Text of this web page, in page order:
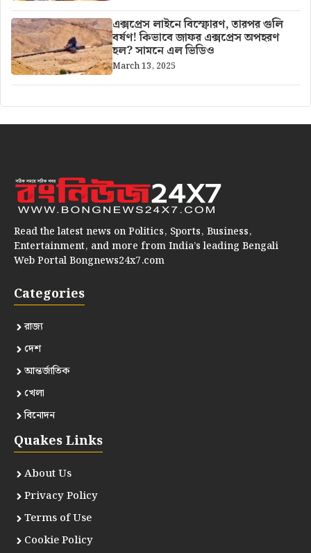
এক্সপ্রেস লাইনে বিস্ফোরণ, তারপর গুলি
বর্ষণ! কিভাবে জাফর এক্সপ্রেস অপহরণ
হল? সামনে এল ভিডিও
March 13, 2025
Read the latest news on Politics, Sports, Business,
Entertainment, and more from India’s leading Bengali
Web Portal Bongnews24x7.com
Categories
রাজ্য
দেশ
আন্তর্জাতিক
খেলা
বিনোদন
Quakes Links
About Us
Privacy Policy
Terms of Use
Cookie Policy